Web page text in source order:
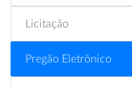
Licitação
Pregão Eletrônico